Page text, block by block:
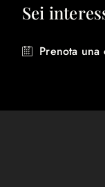
Sei
Prenota una